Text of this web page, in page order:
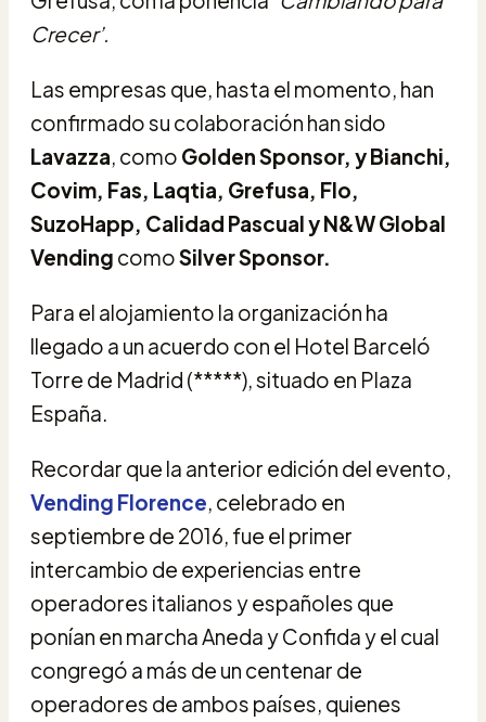
Crecer’.
Las empresas que, hasta el momento, han
confirmado su colaboración han sido
Lavazza, como Golden Sponsor, y Bianchi,
Covim, Fas, Laqtia, Grefusa, Flo,
SuzoHapp, Calidad Pascual y N&W Global
Vending comoSilver Sponsor.
Para el alojamiento la organización ha
llegado a un acuerdo con el Hotel Barceló
Torre de Madrid (*****), situado en Plaza
España.
Recordar que la anterior edición del evento,
Vending Florence, celebrado en
septiembre de 2016, fue el primer
intercambio de experiencias entre
operadores italianos y españoles que
ponían en marcha Aneda y Confida y el cual
congregó a más de un centenar de
operadores de ambos países, quienes